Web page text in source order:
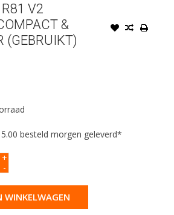
V2
&
(GEBRUIKT)
besteld morgen geleverd*
+
-
WINKELWAGEN